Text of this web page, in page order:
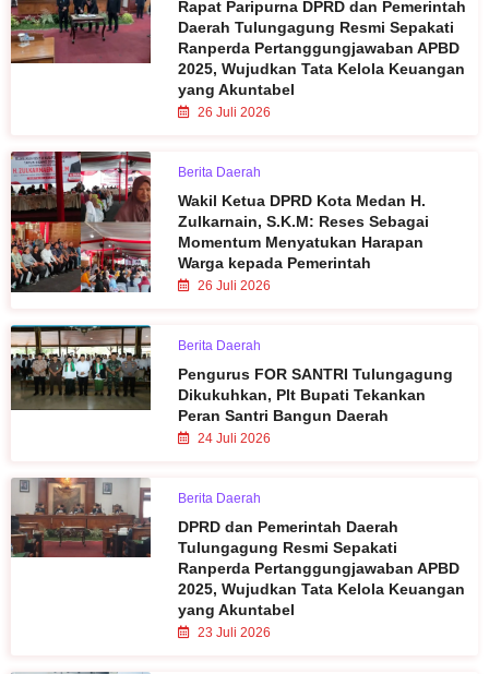
Rapat Paripurna DPRD dan Pemerintah
Daerah Tulungagung Resmi Sepakati
Ranperda Pertanggungjawaban APBD
2025, Wujudkan Tata Kelola Keuangan
yang Akuntabel
26 Juli 2026
Berita Daerah
Wakil Ketua DPRD Kota Medan H.
Zulkarnain, S.K.M: Reses Sebagai
Momentum Menyatukan Harapan
Warga kepada Pemerintah
26 Juli 2026
Berita Daerah
Pengurus FOR SANTRI Tulungagung
Dikukuhkan, Plt Bupati Tekankan
Peran Santri Bangun Daerah
24 Juli 2026
Berita Daerah
DPRD dan Pemerintah Daerah
Tulungagung Resmi Sepakati
Ranperda Pertanggungjawaban APBD
2025, Wujudkan Tata Kelola Keuangan
yang Akuntabel
23 Juli 2026